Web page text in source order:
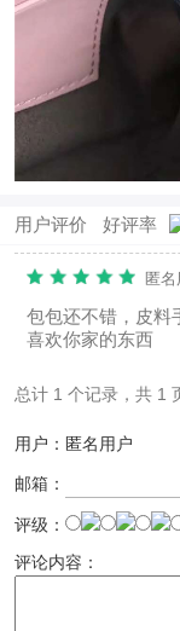
用户评价 好评率
匿
包包还不错，皮料
喜欢你家的东西
总计 1 个记录，共 1
用户：匿名用户
邮箱：
评级：
评论内容：